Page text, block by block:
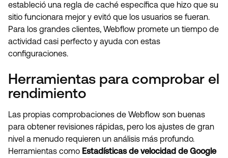
estableció una regla de caché específica que hizo que su
sitio funcionara mejor y evitó que los usuarios se fueran.
Para los grandes clientes, Webflow promete un tiempo de
actividad casi perfecto y ayuda con estas
configuraciones.
Herramientas para comprobar el
rendimiento
Las propias comprobaciones de Webflow son buenas
para obtener revisiones rápidas, pero los ajustes de gran
nivel a menudo requieren un análisis más profundo.
Herramientas como Estadísticas de velocidad de Google